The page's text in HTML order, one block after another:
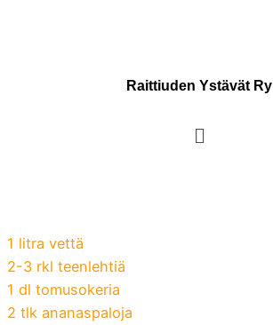
Raittiuden Ystävät Ry
1 litra vettä
2-3 rkl teenlehtiä
1 dl tomusokeria
2 tlk ananaspaloja